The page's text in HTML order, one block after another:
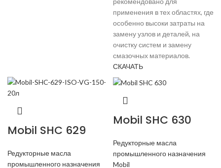
применения в тех областях, где
особенно высоки затраты на
замену узлов и деталей, на
очистку систем и замену
смазочных материалов.
СКАЧАТЬ
Mobil SHC 629
Редукторные масла
промышленного назначения
Mobil SHC 630
Редукторные масла
промышленного назначения
Mobil